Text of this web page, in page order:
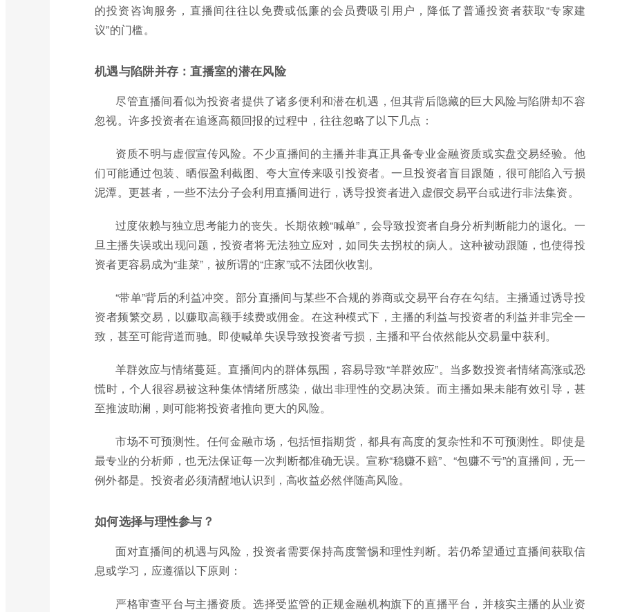
的投资咨询服务，直播间往往以免费或低廉的会员费吸引用户，降低了普通投资者获取“专家建
议”的门槛。
机遇与陷阱并存：直播室的潜在风险
尽管直播间看似为投资者提供了诸多便利和潜在机遇，但其背后隐藏的巨大风险与陷阱却不容
忽视。许多投资者在追逐高额回报的过程中，往往忽略了以下几点：
资质不明与虚假宣传风险。不少直播间的主播并非真正具备专业金融资质或实盘交易经验。他
们可能通过包装、晒假盈利截图、夸大宣传来吸引投资者。一旦投资者盲目跟随，很可能陷入亏损
泥潭。更甚者，一些不法分子会利用直播间进行，诱导投资者进入虚假交易平台或进行非法集资。
过度依赖与独立思考能力的丧失。长期依赖“喊单”，会导致投资者自身分析判断能力的退化。一
旦主播失误或出现问题，投资者将无法独立应对，如同失去拐杖的病人。这种被动跟随，也使得投
资者更容易成为“韭菜”，被所谓的“庄家”或不法团伙收割。
“带单”背后的利益冲突。部分直播间与某些不合规的券商或交易平台存在勾结。主播通过诱导投
资者频繁交易，以赚取高额手续费或佣金。在这种模式下，主播的利益与投资者的利益并非完全一
致，甚至可能背道而驰。即使喊单失误导致投资者亏损，主播和平台依然能从交易量中获利。
羊群效应与情绪蔓延。直播间内的群体氛围，容易导致“羊群效应”。当多数投资者情绪高涨或恐
慌时，个人很容易被这种集体情绪所感染，做出非理性的交易决策。而主播如果未能有效引导，甚
至推波助澜，则可能将投资者推向更大的风险。
市场不可预测性。任何金融市场，包括恒指期货，都具有高度的复杂性和不可预测性。即使是
最专业的分析师，也无法保证每一次判断都准确无误。宣称“稳赚不赔”、“包赚不亏”的直播间，无一
例外都是。投资者必须清醒地认识到，高收益必然伴随高风险。
如何选择与理性参与？
面对直播间的机遇与风险，投资者需要保持高度警惕和理性判断。若仍希望通过直播间获取信
息或学习，应遵循以下原则：
严格审查平台与主播资质。选择受监管的正规金融机构旗下的直播平台，并核实主播的从业资